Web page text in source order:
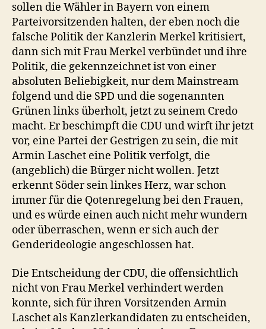
sollen die Wähler in Bayern von einem
Parteivorsitzenden halten, der eben noch die
falsche Politik der Kanzlerin Merkel kritisiert,
dann sich mit Frau Merkel verbündet und ihre
Politik, die gekennzeichnet ist von einer
absoluten Beliebigkeit, nur dem Mainstream
folgend und die SPD und die sogenannten
Grünen links überholt, jetzt zu seinem Credo
macht. Er beschimpft die CDU und wirft ihr jetzt
vor, eine Partei der Gestrigen zu sein, die mit
Armin Laschet eine Politik verfolgt, die
(angeblich) die Bürger nicht wollen. Jetzt
erkennt Söder sein linkes Herz, war schon
immer für die Qotenregelung bei den Frauen,
und es würde einen auch nicht mehr wundern
oder überraschen, wenn er sich auch der
Genderideologie angeschlossen hat.
Die Entscheidung der CDU, die offensichtlich
nicht von Frau Merkel verhindert werden
konnte, sich für ihren Vorsitzenden Armin
Laschet als Kanzlerkandidaten zu entscheiden,